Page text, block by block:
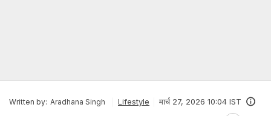
Written by: Aradhana Singh Lifestyle मार्च 27, 2026 10:04 IST